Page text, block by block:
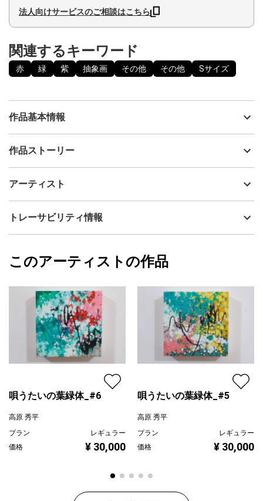
法人向けサービスのご相談はこちら
関連するキーワード
赤 緑 紫 抽象画 その他 その他 Sサイズ
作品基本情報
出品者
制作年
その他
カラー
赤
ジャンル
抽象画
配送目安
二週間以内
作品ストーリー
ング作品です。
時間をかけて描く油絵の作品などとは違い、ドローイングはその
抽象的な日記のように。
それがぼくのdaily drawingです。
※作品裏の紐を付属のフックに掛けることで簡単に設置していただ
けますが、フレームの特性上、別途画鋲をご用意いただくとより
美しくお飾りいただけます。（紐を結えた状態でお届けします）
アーティスト
高原 秀平
フォローする
トレーサビリティ情報
高原 秀平
このアーティストの作品
唄うたいの葉緑体_#6
高原 秀平
プラン
レギュラー
価格
¥ 30,000
唄うたいの葉緑体_#5
高原 秀平
プラン
レギュラー
価格
¥ 30,000